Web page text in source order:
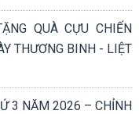
QUÀ CỰU CHIẾN
THƯƠNG BINH - LIỆT
3 NĂM 2026 – CHỈNH